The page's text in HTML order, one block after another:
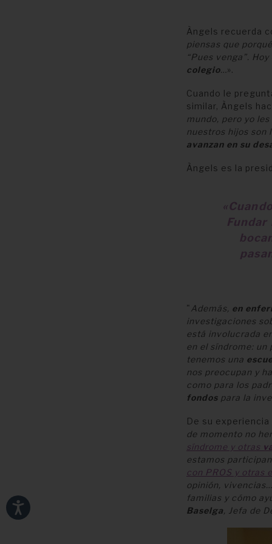
Àngels recuerda
piensas que
“Pues venga”.
colegio
».
Cuando le
similar, Àngels
mundo, pero yo
nuestros hijos son
avanzan en su
Àngels es la
«C
Fundar
" Además, en
investigaciones
está involucrada
en el síndrome: un
tenemos una
nos preocupan y
como para los
fondos para la
De su experiencia
de momento no
síndrome y otras
estamos
con PROS y otras
opinión,
familias y cómo
Baselga , Jefa de